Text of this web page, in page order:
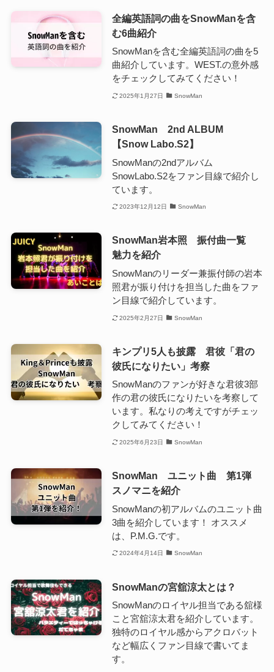
全編英語詞の曲をSnowManを含
む6曲紹介
SnowManを含む全編英語詞の曲を5
曲紹介しています。WEST.の意外感
をチェックしてみてください！
2025年1月27日 SnowMan
SnowMan 2nd ALBUM
【Snow Labo.S2】
SnowManの2ndアルバム
SnowLabo.S2をファン目線で紹介し
ています。
2023年12月12日 SnowMan
SnowMan岩本照 振付曲一覧
魅力を紹介
SnowManのリーダー兼振付師の岩本
照君が振り付けを担当した曲をファ
ン目線で紹介しています。
2025年2月27日 SnowMan
キンプリ5人も披露 君彼「君の
彼氏になりたい」考察
SnowManのファンが好きな君彼3部
作の君の彼氏になりたいを考察して
います。私なりの考えですがチェッ
クしてみてください！
2025年6月23日 SnowMan
SnowMan ユニット曲 第1弾
スノマニを紹介
SnowManの初アルバムのユニット曲
3曲を紹介しています！ オススメ
は、P.M.G.です。
2024年4月14日 SnowMan
SnowManの宮舘涼太とは？
SnowManのロイヤル担当である舘様
こと宮舘涼太君を紹介しています。
独特のロイヤル感からアクロバット
など幅広くファン目線で書いてま
す。